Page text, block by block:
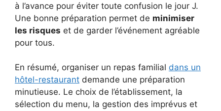
à l’avance pour éviter toute confusion le jour J.
Une bonne préparation permet de minimiser
les risques et de garder l’événement agréable
pour tous.
En résumé, organiser un repas familial dans un
hôtel-restaurant demande une préparation
minutieuse. Le choix de l’établissement, la
sélection du menu, la gestion des imprévus et